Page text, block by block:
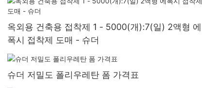
옥외용 건축용 접착제 1 - 5000(개):7(일) 2액형 에
폭시 접착제 도매 - 슈더
슈더 저밀도 폴리우레탄 폼 가격표